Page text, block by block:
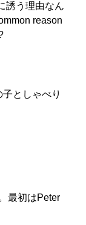
誘う理由なん
reason
としゃべり
最初はPeter